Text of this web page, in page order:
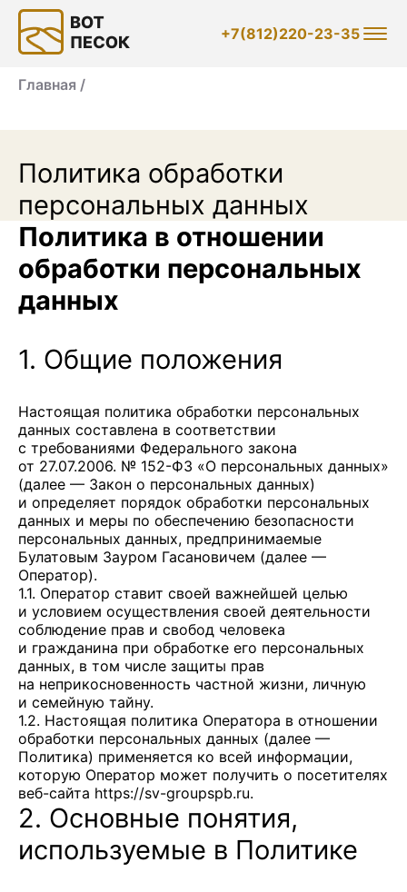
+7(812)220-23-35
Главная /
Политика обработки
персональных данных
Политика в отношении
обработки персональных
данных
1. Общие положения
Настоящая политика обработки персональных
данных составлена в соответствии
с требованиями Федерального закона
от 27.07.2006. № 152-ФЗ «О персональных данных»
(далее — Закон о персональных данных)
и определяет порядок обработки персональных
данных и меры по обеспечению безопасности
персональных данных, предпринимаемые
Булатовым Зауром Гасановичем (далее —
Оператор).
1.1. Оператор ставит своей важнейшей целью
и условием осуществления своей деятельности
соблюдение прав и свобод человека
и гражданина при обработке его персональных
данных, в том числе защиты прав
на неприкосновенность частной жизни, личную
и семейную тайну.
1.2. Настоящая политика Оператора в отношении
обработки персональных данных (далее —
Политика) применяется ко всей информации,
которую Оператор может получить о посетителях
веб-сайта https://sv-groupspb.ru.
2. Основные понятия,
используемые в Политике